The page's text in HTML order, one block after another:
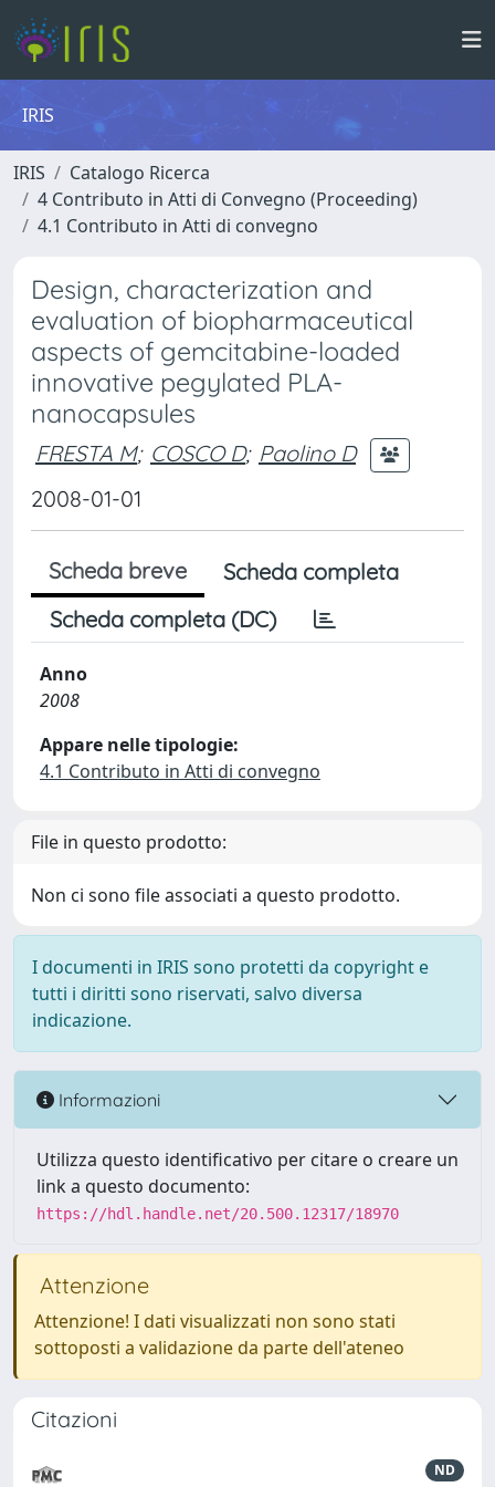
IRIS
IRIS
Catalogo Ricerca
4 Contributo in Atti di Convegno (Proceeding)
4.1 Contributo in Atti di convegno
Design, characterization and
evaluation of biopharmaceutical
aspects of gemcitabine-loaded
innovative pegylated PLA-
nanocapsules
FRESTA M; COSCO D; Paolino D
2008-01-01
Scheda breve
Scheda completa
Scheda completa (DC)
Anno
2008
Appare nelle tipologie:
4.1 Contributo in Atti di convegno
File in questo prodotto:
Non ci sono file associati a questo prodotto.
I documenti in IRIS sono protetti da copyright e
tutti i diritti sono riservati, salvo diversa
indicazione.
Informazioni
Utilizza questo identificativo per citare o creare un
link a questo documento:
https://hdl.handle.net/20.500.12317/18970
Attenzione
Attenzione! I dati visualizzati non sono stati
sottoposti a validazione da parte dell'ateneo
Citazioni
ND